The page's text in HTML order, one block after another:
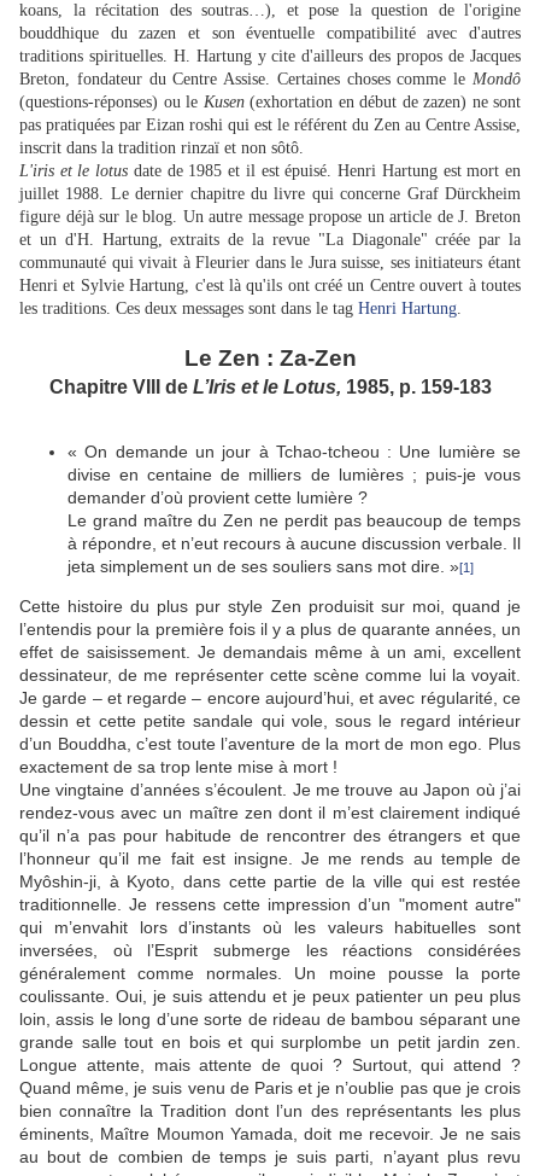
koans, la récitation des soutras…), et pose la question de l'origine
bouddhique du zazen et son éventuelle compatibilité avec d'autres
traditions spirituelles. H. Hartung y cite d'ailleurs des propos de Jacques
Breton, fondateur du Centre Assise. Certaines choses comme le Mondô
(questions-réponses) ou le Kusen(exhortation en début de zazen) ne sont
pas pratiquées par Eizan roshi qui est le référent du Zen au Centre Assise,
inscrit dans la tradition rinzaï et non sôtô.
L'iris et le lotus date de 1985 et il est épuisé. Henri Hartung est mort en
juillet 1988. Le dernier chapitre du livre qui concerne Graf Dürckheim
figure déjà sur le blog. Un autre message propose un article de J. Breton
et un d'H. Hartung, extraits de la revue "La Diagonale" créée par la
communauté qui vivait à Fleurier dans le Jura suisse, ses initiateurs étant
Henri et Sylvie Hartung, c'est là qu'ils ont créé un Centre ouvert à toutes
les traditions. Ces deux messages sont dans le tag Henri Hartung.
Le Zen : Za-Zen
Chapitre VIII de L’Iris et le Lotus, 1985, p. 159-183
« On demande un jour à Tchao-tcheou : Une lumière se
divise en centaine de milliers de lumières ; puis-je vous
demander d’où provient cette lumière ?
Le grand maître du Zen ne perdit pas beaucoup de temps
à répondre, et n’eut recours à aucune discussion verbale. Il
jeta simplement un de ses souliers sans mot dire. »[1]
Cette histoire du plus pur style Zen produisit sur moi, quand je
l’entendis pour la première fois il y a plus de quarante années, un
effet de saisissement. Je demandais même à un ami, excellent
dessinateur, de me représenter cette scène comme lui la voyait.
Je garde – et regarde – encore aujourd’hui, et avec régularité, ce
dessin et cette petite sandale qui vole, sous le regard intérieur
d’un Bouddha, c’est toute l’aventure de la mort de mon ego. Plus
exactement de sa trop lente mise à mort !
Une vingtaine d’années s’écoulent. Je me trouve au Japon où j’ai
rendez-vous avec un maître zen dont il m’est clairement indiqué
qu’il n’a pas pour habitude de rencontrer des étrangers et que
l’honneur qu’il me fait est insigne. Je me rends au temple de
Myôshin-ji, à Kyoto, dans cette partie de la ville qui est restée
traditionnelle. Je ressens cette impression d’un "moment autre"
qui m’envahit lors d’instants où les valeurs habituelles sont
inversées, où l’Esprit submerge les réactions considérées
généralement comme normales. Un moine pousse la porte
coulissante. Oui, je suis attendu et je peux patienter un peu plus
loin, assis le long d’une sorte de rideau de bambou séparant une
grande salle tout en bois et qui surplombe un petit jardin zen.
Longue attente, mais attente de quoi ? Surtout, qui attend ?
Quand même, je suis venu de Paris et je n’oublie pas que je crois
bien connaître la Tradition dont l’un des représentants les plus
éminents, Maître Moumon Yamada, doit me recevoir. Je ne sais
au bout de combien de temps je suis parti, n’ayant plus revu